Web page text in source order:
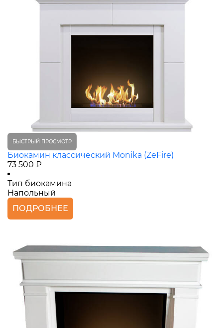
БЫСТРЫЙ ПРОСМОТР
Биокамин классический Monika (ZeFire)
73 500 ₽
Тип биокамина
Напольный
ПОДРОБНЕЕ